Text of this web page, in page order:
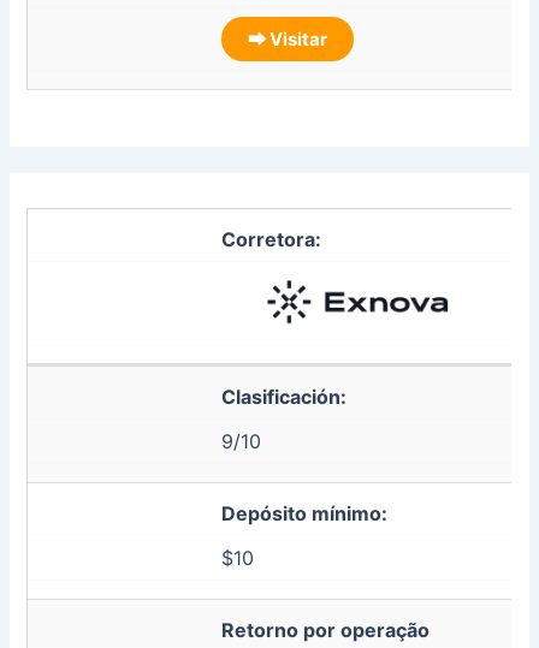
⮕ Visitar
Corretora:
Clasificación:
9/10
Depósito mínimo:
$10
Retorno por operação